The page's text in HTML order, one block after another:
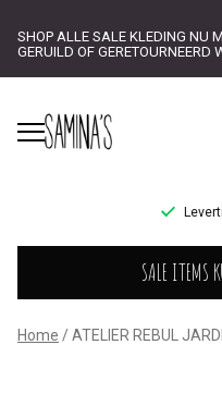
SHOP ALLE SALE KLEDING NU
GERUILD OF GERETOURNEERD
ATELIER
REBUL
JARDIN
SALE ITEMS
Home ATELIER REBUL